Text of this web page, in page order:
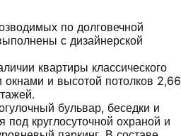
по долговечной
с дизайнерской
квартиры классического
окнами и высотой потолков 2,66
бульвар, беседки и
круглосуточной охраной и